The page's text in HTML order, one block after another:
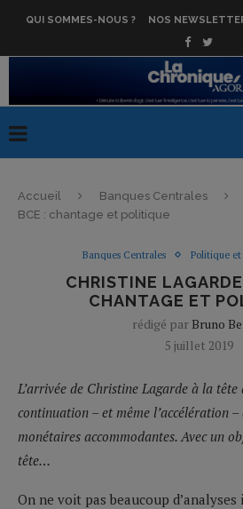
QUI SOMMES-NOUS ? NOS
Accueil Banques Centrales
BCE : chantage et politique
Banques Centrales Politique
CHRISTINE
CHANTAGE ET
rédigé par Bruno
5 juillet 2019
L’arrivée de Christine Lagarde à la tête
continuation – et même l’accélération
monétaires accommodantes. Avec un
tête…
On ne voit pas beaucoup